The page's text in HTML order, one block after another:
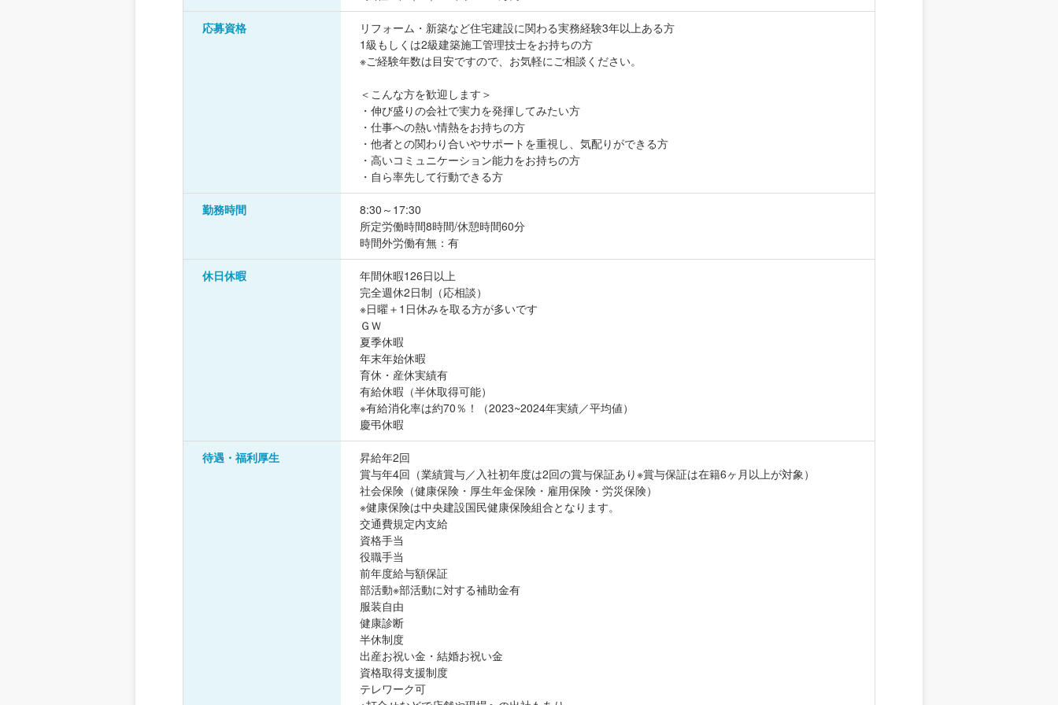
応募資格
リフォーム・新築など住宅建設に関わる実務経験3年以上ある方
1級もしくは2級建築施工管理技士をお持ちの方
※ご経験年数は目安ですので、お気軽にご相談ください。
＜こんな方を歓迎します＞
・伸び盛りの会社で実力を発揮してみたい方
・仕事への熱い情熱をお持ちの方
・他者との関わり合いやサポートを重視し、気配りができる方
・高いコミュニケーション能力をお持ちの方
・自ら率先して行動できる方
勤務時間
8:30～17:30
所定労働時間8時間/休憩時間60分
時間外労働有無：有
休日休暇
年間休暇126日以上
完全週休2日制（応相談）
※日曜＋1日休みを取る方が多いです
ＧＷ
夏季休暇
年末年始休暇
育休・産休実績有
有給休暇（半休取得可能）
※有給消化率は約70％！（2023~2024年実績／平均値）
慶弔休暇
待遇・福利厚生
昇給年2回
賞与年4回（業績賞与／入社初年度は2回の賞与保証あり※賞与保証は在籍6ヶ月以上が対象）
社会保険（健康保険・厚生年金保険・雇用保険・労災保険）
※健康保険は中央建設国民健康保険組合となります。
交通費規定内支給
資格手当
役職手当
前年度給与額保証
部活動※部活動に対する補助金有
服装自由
健康診断
半休制度
出産お祝い金・結婚お祝い金
資格取得支援制度
テレワーク可